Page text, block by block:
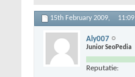
15th February 2009, 11:09
Aly007
Junior SeoPedia
Reputatie: